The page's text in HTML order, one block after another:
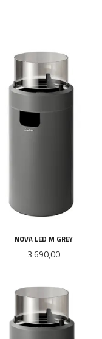
NOVA LED M GREY
Pris
3 690,00